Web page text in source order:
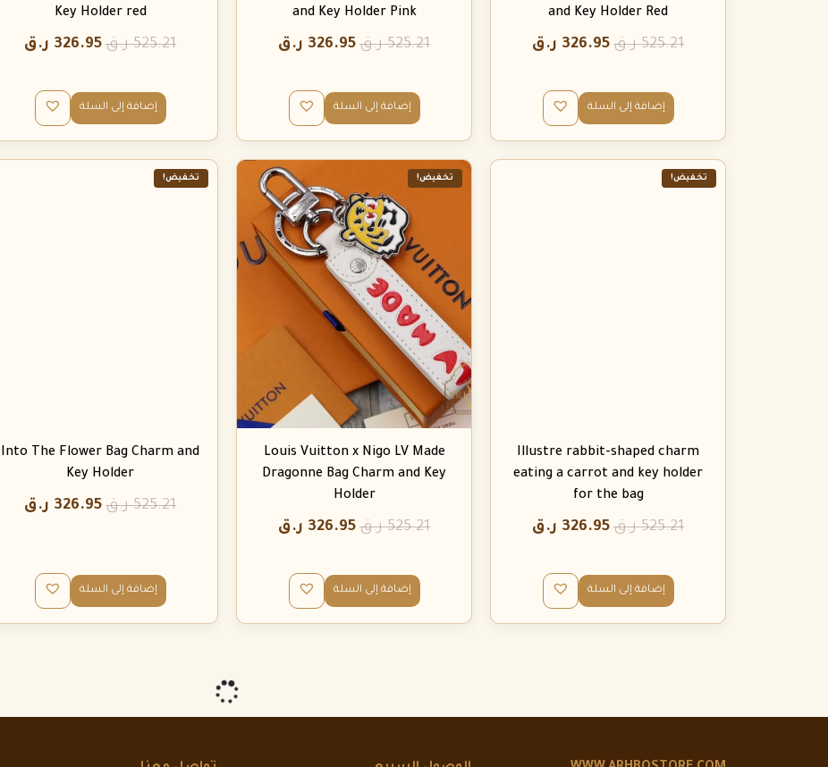
and Key Holder Red
525.21 ر.ق 326.95 ر.ق
إضافة إلى السلة
and Key Holder Pink
525.21 ر.ق 326.95 ر.ق
إضافة إلى السلة
Key Holder red
525.21 ر.ق 326.95 ر.ق
إضافة إلى السلة
تخفيض!
Illustre rabbit-shaped charm
eating a carrot and key holder
for the bag
525.21 ر.ق 326.95 ر.ق
إضافة إلى السلة
تخفيض!
Louis Vuitton x Nigo LV Made
Dragonne Bag Charm and Key
Holder
525.21 ر.ق 326.95 ر.ق
إضافة إلى السلة
تخفيض!
Into The Flower Bag Charm and
Key Holder
525.21 ر.ق 326.95 ر.ق
إضافة إلى السلة